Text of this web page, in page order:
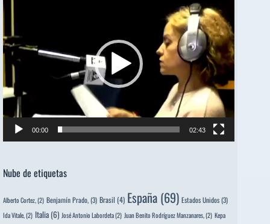
de
vídeo
00:00 02:43
Nube de etiquetas
Alberto Cortez,(2) Benjamín Prado,(3) Brasil (4) España (69) Estados Unidos(3)
Ida Vitale,(2) Italia (6) José Antonio Labordeta(2) Juan Benito Rodríguez Manzanares,(2) Kepa